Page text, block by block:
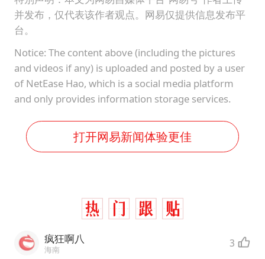
并发布，仅代表该作者观点。网易仅提供信息发布平
台。
Notice: The content above (including the pictures
and videos if any) is uploaded and posted by a user
of NetEase Hao, which is a social media platform
and only provides information storage services.
打开网易新闻体验更佳
疯狂啊八
海南 3